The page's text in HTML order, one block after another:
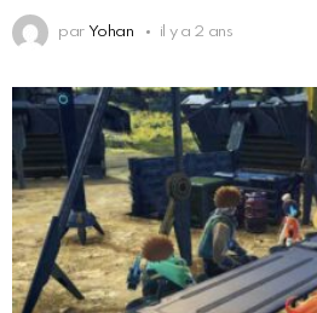
par Yohan il y a 2 ans